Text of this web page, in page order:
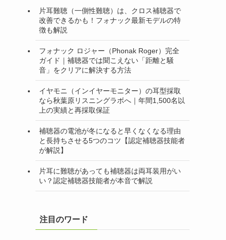
片耳難聴（一側性難聴）は、クロス補聴器で
改善できるかも！フォナック最新モデルの特
徴も解説
フォナック ロジャー（Phonak Roger）完全
ガイド｜補聴器では聞こえない「距離と騒
音」をクリアに解決する方法
イヤモニ（インイヤーモニター）の耳型採取
なら秋葉原リスニングラボへ｜年間1,500名以
上の実績と再採取保証
補聴器の電池が冬になると早くなくなる理由
と長持ちさせる5つのコツ【認定補聴器技能者
が解説】
片耳に難聴があっても補聴器は両耳装用がい
い？認定補聴器技能者が本音で解説
注目のワード